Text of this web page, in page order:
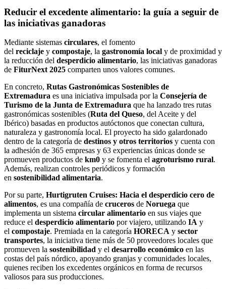
Reducir el excedente alimentario: la guía a seguir de
las iniciativas ganadoras
Mediante sistemas circulares, el fomento
del reciclaje y compostaje, la gastronomía local y de proximidad y
la reducción del desperdicio alimentario, las iniciativas ganadoras
de FiturNext 2025 comparten unos valores comunes.
En concreto, Rutas Gastronómicas Sostenibles de
Extremadura es una iniciativa impulsada por la Consejería de
Turismo de la Junta de Extremadura que ha lanzado tres rutas
gastronómicas sostenibles (Ruta del Queso, del Aceite y del
Ibérico) basadas en productos autóctonos que conectan cultura,
naturaleza y gastronomía local. El proyecto ha sido galardonado
dentro de la categoría de destinos y otros territorios y cuenta con
la adhesión de 365 empresas y 63 experiencias únicas donde se
promueven productos de km0 y se fomenta el agroturismo rural.
Además, realizan controles periódicos y formación
en sostenibilidad alimentaria.
Por su parte, Hurtigruten Cruises: Hacia el desperdicio cero de
alimentos, es una compañía de cruceros de Noruega que
implementa un sistema circular alimentario en sus viajes que
reduce el desperdicio alimentario por viajero, utilizando IA y
el compostaje. Premiada en la categoría HORECA y sector
transportes, la iniciativa tiene más de 50 proveedores locales que
promueven la sostenibilidad y el desarrollo económico en las
costas del país nórdico, apoyando granjas y comunidades locales,
quienes reciben los excedentes orgánicos en forma de recursos
valiosos para sus producciones.